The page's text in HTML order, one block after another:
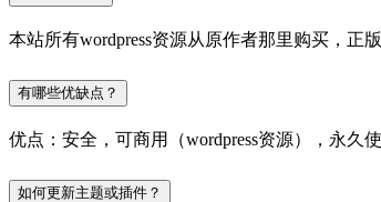
本站所有wordpress资源从原作者那里购买，正
有哪些优缺点？
优点：安全，可商用（wordpress资源），永久
如何更新主题或插件？